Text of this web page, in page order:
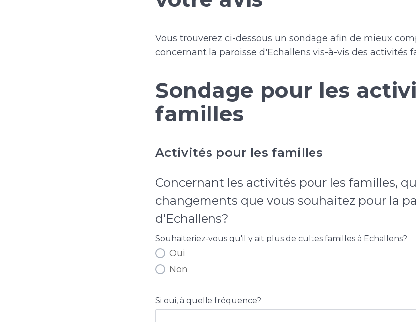
Vous trouverez ci-dessous un sondage afin de mieux
concernant la paroisse d'Echallens vis-à-vis des activités
Sondage pour les
familles
Activités pour les familles
Concernant les activités pour les familles,
changements que vous souhaitez pour la
d'Echallens?
Souhaiteriez-vous qu'il y ait plus de cultes familles à Echallens?
Oui
Non
Si oui, à quelle fréquence?